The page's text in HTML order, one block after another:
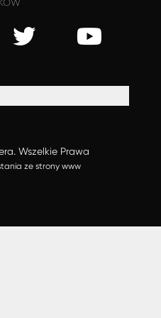
Wszelkie Prawa
ze strony www